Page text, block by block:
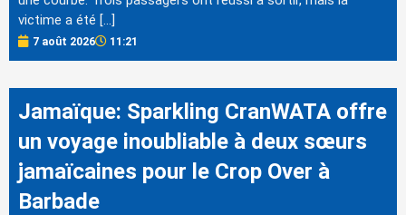
victime a été […]
7 août 2026 11:21
Jamaïque: Sparkling CranWATA offre
un voyage inoubliable à deux sœurs
jamaïcaines pour le Crop Over à
Barbade